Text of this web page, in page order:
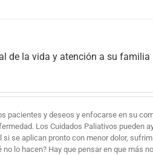
de la vida y atención a su familia
pacientes y deseos y enfocarse en su
Los Cuidados Paliativos pueden
se aplican pronto con menor dolor,
lo hacen? Hay que pensar en que más